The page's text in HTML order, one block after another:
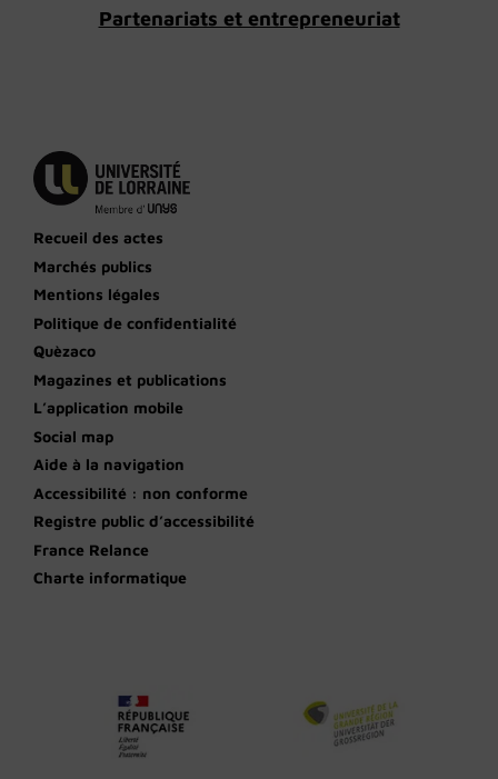
Partenariats et entrepreneuriat
Recueil des actes
Marchés publics
Mentions légales
Politique de confidentialité
Quèzaco
Magazines et publications
L’application mobile
Social map
Aide à la navigation
Accessibilité : non conforme
Registre public d’accessibilité
France Relance
Charte informatique